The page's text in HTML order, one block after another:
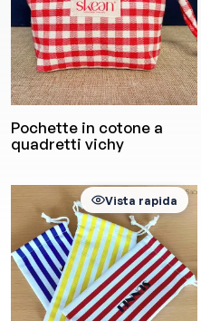
Pochette in cotone a
quadretti vichy
Vista rapida